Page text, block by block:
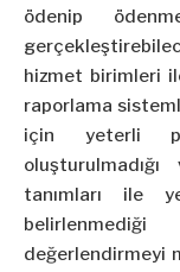
ödenip
hizmet birimleri
raporlama
için yeterli
tanımları ile
değerlendirmeyi